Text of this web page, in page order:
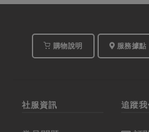
購物說明 服務據點
社服資訊 追蹤